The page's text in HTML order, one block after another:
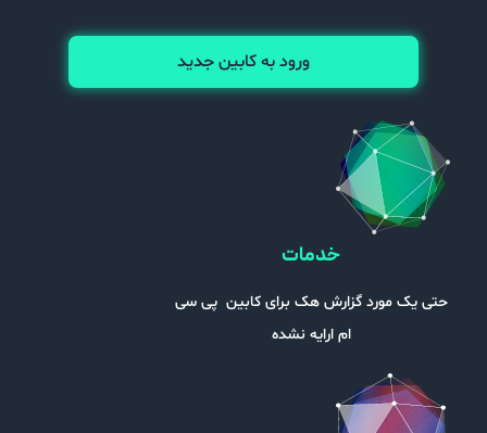
ورود به کابین جدید
یک مورد گزارش هک برای کابین پی سی
ام ارایه نشده